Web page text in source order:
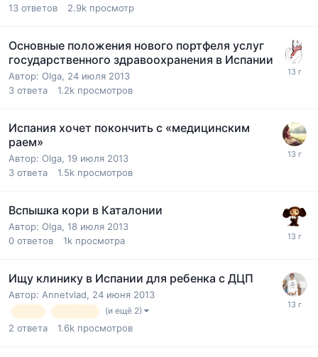
13 ответов 2.9k просмотр
Основные положения нового портфеля услуг
государственного здравоохранения в Испании
Автор: Olga, 24 июля 2013
3 ответа 1.2k просмотров
Испания хочет покончить с «медицинским
раем»
Автор: Olga, 19 июля 2013
3 ответа 1.5k просмотров
Вспышка кори в Каталонии
Автор: Olga, 18 июля 2013
0 ответов 1k просмотра
Ищу клинику в Испании для ребенка с ДЦП
Автор: Annetvlad, 24 июня 2013
(и ещё 2)
2 ответа 1.6k просмотров